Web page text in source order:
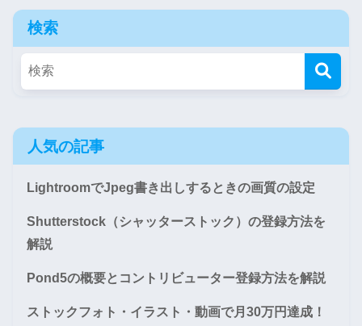
検索
人気の記事
LightroomでJpeg書き出しするときの画質の設定
Shutterstock（シャッターストック）の登録方法を
解説
Pond5の概要とコントリビューター登録方法を解説
ストックフォト・イラスト・動画で月30万円達成！